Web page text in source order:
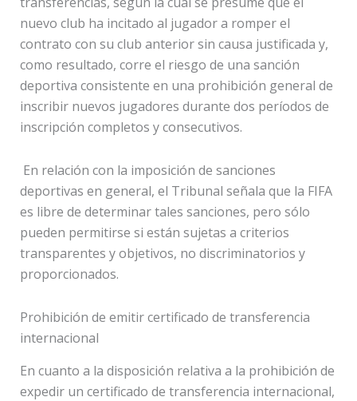
nuevo club ha incitado al jugador a romper el
contrato con su club anterior sin causa justificada y,
como resultado, corre el riesgo de una sanción
deportiva consistente en una prohibición general de
inscribir nuevos jugadores durante dos períodos de
inscripción completos y consecutivos.
En relación con la imposición de sanciones
deportivas en general, el Tribunal señala que la FIFA
es libre de determinar tales sanciones, pero sólo
pueden permitirse si están sujetas a criterios
transparentes y objetivos, no discriminatorios y
proporcionados.
Prohibición de emitir certificado de transferencia
internacional
En cuanto a la disposición relativa a la prohibición de
expedir un certificado de transferencia internacional,